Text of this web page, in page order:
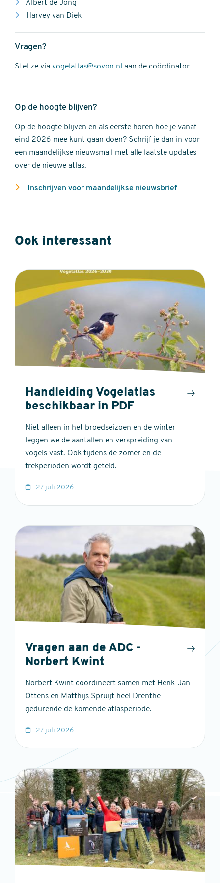
Albert de Jong
Harvey van Diek
Vragen?
Stel ze via vogelatlas@sovon.nl aan de coördinator.
Op de hoogte blijven?
Op de hoogte blijven en als eerste horen hoe je vanaf
eind 2026 mee kunt gaan doen? Schrijf je dan in voor
een maandelijkse nieuwsmail met alle laatste updates
over de nieuwe atlas.
Inschrijven voor maandelijkse nieuwsbrief
Ook interessant
Handleiding Vogelatlas
beschikbaar in PDF
Niet alleen in het broedseizoen en de winter
leggen we de aantallen en verspreiding van
vogels vast. Ook tijdens de zomer en de
trekperioden wordt geteld.
27 juli 2026
Vragen aan de ADC -
Norbert Kwint
Norbert Kwint coördineert samen met Henk-Jan
Ottens en Matthijs Spruijt heel Drenthe
gedurende de komende atlasperiode.
27 juli 2026